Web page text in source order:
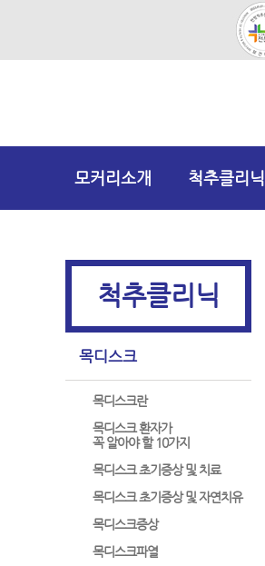
모커리소개 척추클리닉
척추클리닉
목디스크
목디스크란
목디스크 환자가
꼭 알아야 할 10가지
목디스크 초기증상 및 치료
목디스크 초기증상 및 자연치유
목디스크증상
목디스크파열